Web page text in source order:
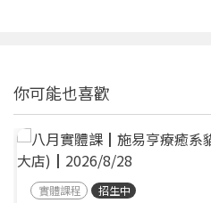
你可能也喜歡
實體課程 招生中